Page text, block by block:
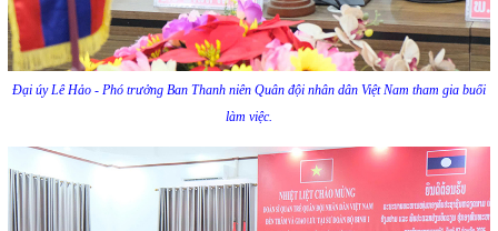
Đại úy Lê Hảo - Phó trưởng Ban Thanh niên Quân đội nhân dân Việt Nam tham gia buổi
làm việc.